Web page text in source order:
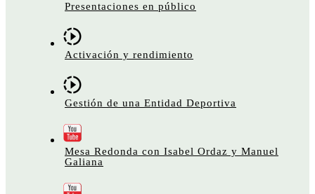
Presentaciones en público
Activación y rendimiento
Gestión de una Entidad Deportiva
Mesa Redonda con Isabel Ordaz y Manuel
Galiana